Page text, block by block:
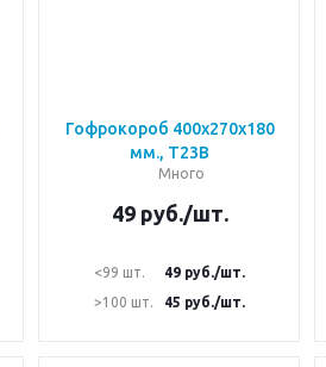
Гофрокороб 400х270х180
мм., Т23В
Много
49руб./шт.
<99 шт. 49 руб./шт.
>100 шт.
45 руб./шт.